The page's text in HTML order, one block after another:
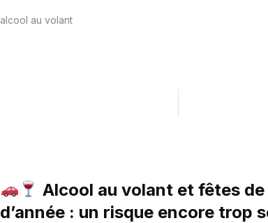
alcool au volant
Alcool au volant et fêtes
d’année : un risque encore trop